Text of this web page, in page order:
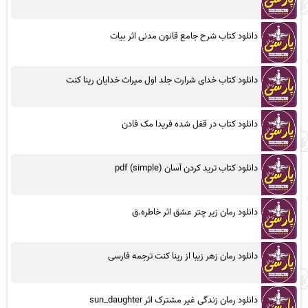
دانلود کتاب شرح جامع قانون مدنی اثر بیات
دانلود کتاب خدای شرارت جلد اول میراث خدایان رینا کنت
دانلود کتاب در قفل شده فریدا مک فادن
دانلود کتاب ترید کردن آسان (simple) pdf
دانلود رمان زیر چتر عشق اثر خاطره.ق
دانلود رمان زهر زیبا از رینا کنت ترجمه فارسی
دانلود رمان زندگی غیر مشترک اثر sun_daughter